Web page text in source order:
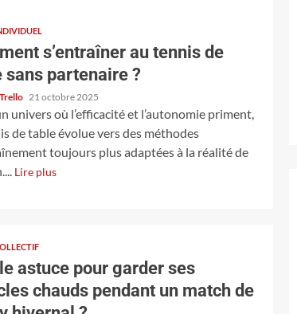
s’entraîner au tennis de
sans partenaire ?
21 octobre 2025
univers où l’efficacité et l’autonomie priment,
de table évolue vers des méthodes
toujours plus adaptées à la réalité de
Lire plus
astuce pour garder ses
chauds pendant un match de